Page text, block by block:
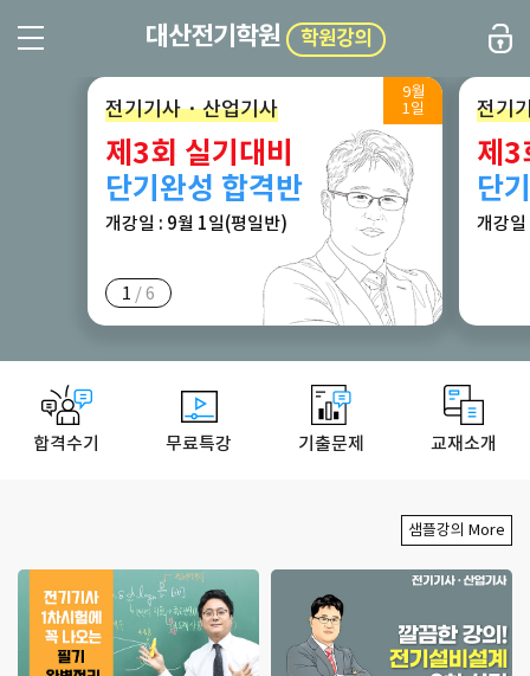
대산전기학원 학원강의
전기기사 · 산업기사
제3회 실기대비
단기완성 합격반
개강일 : 9월 1일(평일반)
9월
1일
전기
제3
단
개강
1 /6
합격수기 무료특강 기출문제 교재소개
샘플강의 More